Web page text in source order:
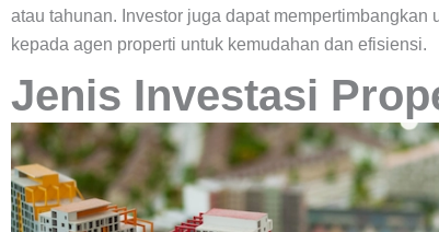
atau tahunan. Investor juga dapat
kepada agen properti untuk kemudahan dan efisiensi.
Jenis Investasi